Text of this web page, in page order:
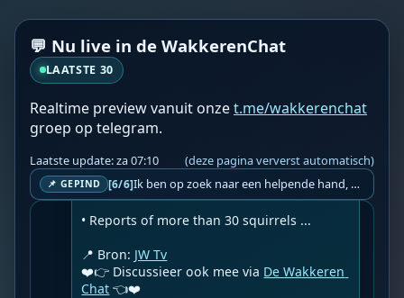
💬 Nu live in de WakkerenChat
LAATSTE 30
Realtime preview vanuit onzet.me/wakkerenchat
groep op telegram.
Laatste update: za 07:10 (deze pagina ververst automatisch)
📌 GEPIND [6/6] Ik ben op zoek naar een helpende hand, een menselijk oog, een admin die helpt met controleren of de chat wel correct word gemodereerd word door NoMoSpam. 98% gaat automatisch goed, toch ik dit nooit helemaal loslaten en moet er altijd een mens mee blijven opletten bij elke beslissing die gemaakt word. Waar bestaan de werkzaamheden uit? Mee kijken in admin log kanaal naar alle drugs/porno/scams die voorbij komen en in het geval van een randgevalletje, ingrijpen en b.v. een verwijderd maar wel toegestaan bericht terug plaatsen met een druk op de knop. tsja zo banaal en simpel is het gesteld.. Word je hier blij van? Nee. Strookt het je ego? Nee. Word je er beter van? Nee. Kost het veel tijd? Totaal niet, consistentie en regelmaat is belangrijker dan 'er even voor kunnen gaan zitten'.. het werk is in een paar seconden gepiept.. je checkt puur of AI de juiste beslissing heeft gemaakt.. …
locations.
• Birds reportedly behaving unusually in
South Jersey and other locations.
• Eyewitness reports involving dragonfly-
like objects, alongside a look at robotic
dragonfly technology.
• A squirrel repeatedly biting a wall in
Mississippi.
• Reports of more than 30 squirrels ...
📍 Bron: JW Tv
❤️👉 Discussieer ook mee via De Wakkeren
Chat 👈❤️